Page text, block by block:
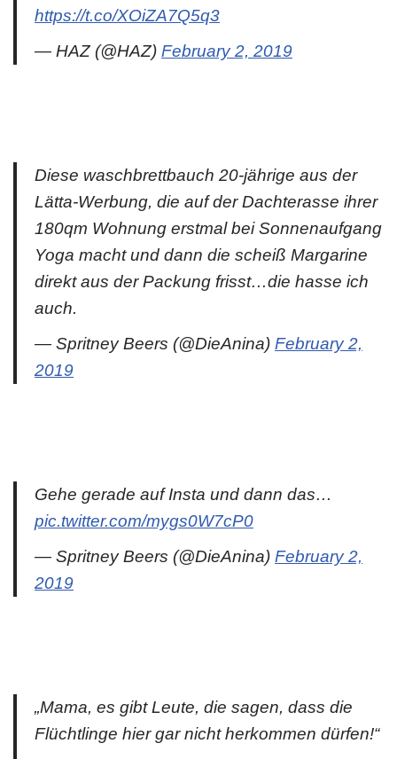
https://t.co/XOiZA7Q5q3
— HAZ (@HAZ) February 2, 2019
Diese waschbrettbauch 20-jährige aus der
Lätta-Werbung, die auf der Dachterasse ihrer
180qm Wohnung erstmal bei Sonnenaufgang
Yoga macht und dann die scheiß Margarine
direkt aus der Packung frisst…die hasse ich
auch.
— Spritney Beers (@DieAnina) February 2,
2019
Gehe gerade auf Insta und dann das…
pic.twitter.com/mygs0W7cP0
— Spritney Beers (@DieAnina) February 2,
2019
„Mama, es gibt Leute, die sagen, dass die
Flüchtlinge hier gar nicht herkommen dürfen!“